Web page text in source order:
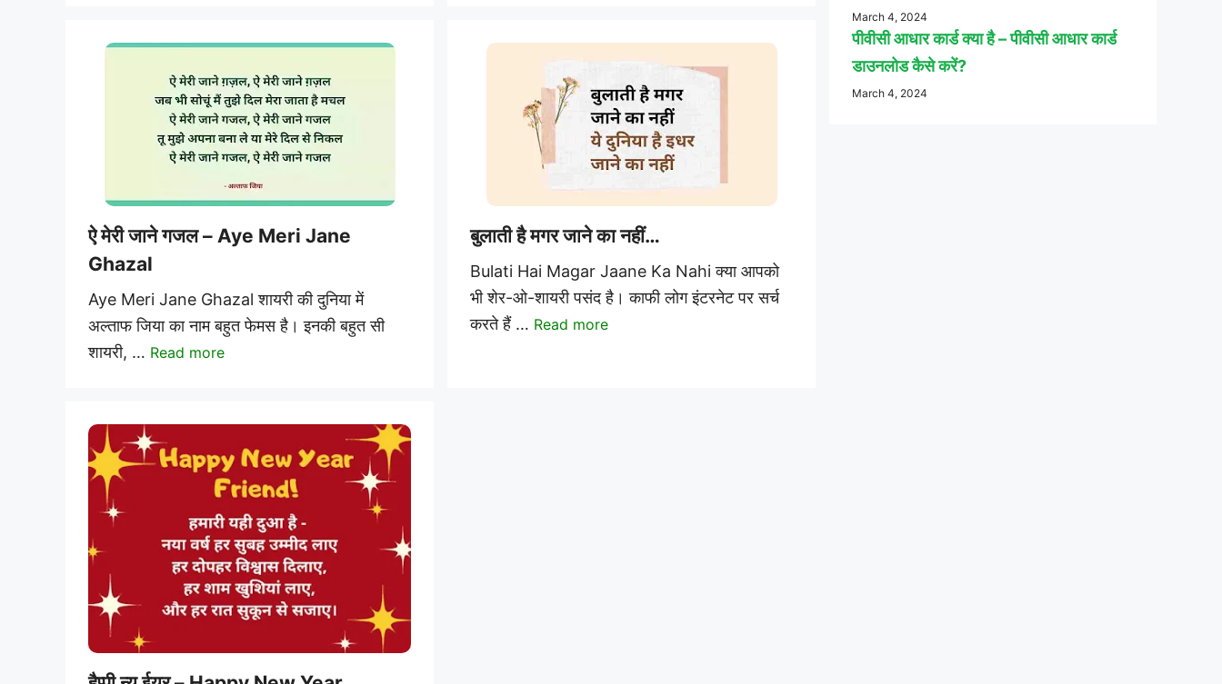
ऐ मेरी जाने गजल – Aye Meri Jane
Ghazal
Aye Meri Jane Ghazal शायरी की दुनिया में
अल्ताफ जिया का नाम बहुत फेमस है। इनकी बहुत सी
शायरी, … Read more
बुलाती है मगर जाने का नहीं…
Bulati Hai Magar Jaane Ka Nahi क्या आपको
भी शेर-ओ-शायरी पसंद है। काफी लोग इंटरनेट पर सर्च
करते हैं … Read more
March 4, 2024
पीवीसी आधार कार्ड क्या है – पीवीसी आधार कार्ड
डाउनलोड कैसे करें?
March 4, 2024